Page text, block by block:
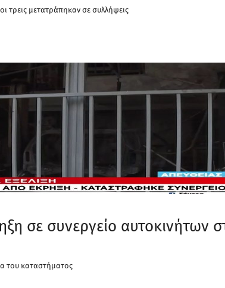
τρεις μετατράπηκαν σε συλλήψεις
σε συνεργείο αυτοκινήτων
του καταστήματος